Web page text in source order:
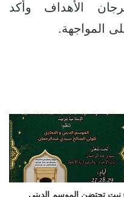
الأهداف وأكد
المواجهة.
تحتضن الموسم الديني